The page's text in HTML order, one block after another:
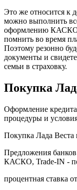
Это же относится к
можно выполнить
оформлению КАСКО
помнить во время
Поэтому резонно
документы и
семьи в страховку.
Покупка
Оформление
процедуры и
Покупка Лада Веста
Предложения
КАСКО, Trade-IN -
процентная ставка